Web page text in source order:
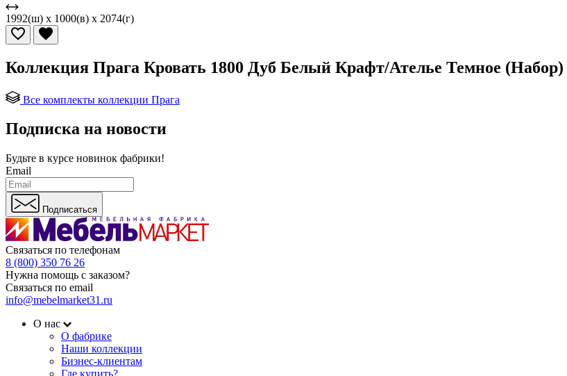
1992(ш) x 1000(в) x 2074(г)
Коллекция Прага Кровать 1800 Дуб Белый Крафт/Ателье Темное (Набор)
Все комплекты коллекции Прага
Подписка на новости
Будьте в курсе новинок фабрики!
Email
Подписаться
Связаться по телефонам
8 (800) 350 76 26
Нужна помощь с заказом?
Связаться по email
info@mebelmarket31.ru
О нас
О фабрике
Наши коллекции
Бизнес-клиентам